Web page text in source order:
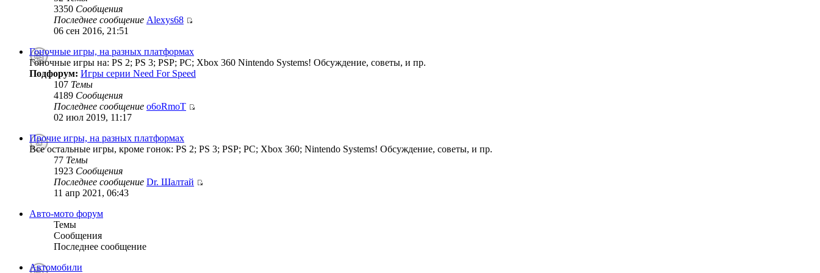
3350 Сообщения
Последнее сообщение Alexys68
06 сен 2016, 21:51
Гоночные игры, на разных платформах
Гоночные игры на: PS 2; PS 3; PSP; PC; Xbox 360 Nintendo Systems! Обсуждение, советы, и пр.
Подфорум: Игры серии Need For Speed
107 Темы
4189 Сообщения
Последнее сообщение o6oRmoT
02 июл 2019, 11:17
Прочие игры, на разных платформах
Все остальные игры, кроме гонок: PS 2; PS 3; PSP; PC; Xbox 360; Nintendo Systems! Обсуждение, советы, и пр.
77 Темы
1923 Сообщения
Последнее сообщение Dr. Шалтай
11 апр 2021, 06:43
Авто-мото форум
Темы
Сообщения
Последнее сообщение
Автомобили